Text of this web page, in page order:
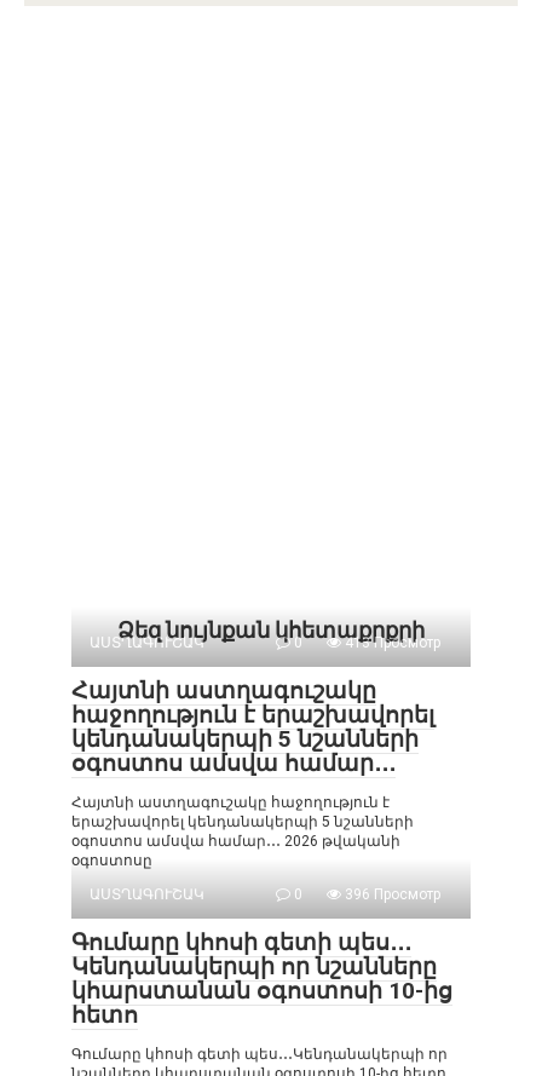
Ձեզ նույնքան կհետաքրքրի
ԱՍՏՂԱԳՈՒՇԱԿ 0 413 Просмотр
Հայտնի աստղագուշակը
հաջողություն է երաշխավորել
կենդանակերպի 5 նշանների
օգոստոս ամսվա համար․․․
Հայտնի աստղագուշակը հաջողություն է
երաշխավորել կենդանակերպի 5 նշանների
օգոստոս ամսվա համար․․․ 2026 թվականի
օգոստոսը
ԱՍՏՂԱԳՈՒՇԱԿ
0 396 Просмотр
Գումարը կհոսի գետի պես․․․
Կենդանակերպի որ նշանները
կհարստանան օգոստոսի 10-ից
հետո
Գումարը կհոսի գետի պես․․․Կենդանակերպի որ